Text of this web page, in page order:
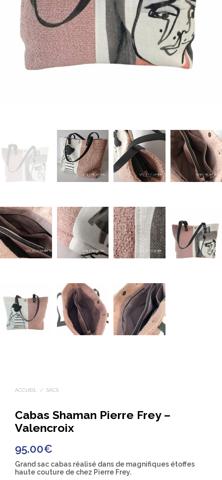
ACCUEIL / SACS
Cabas Shaman Pierre Frey –
Valencroix
95.00€
Grand sac cabas réalisé dans de magnifiques étoffes
haute couture de chez Pierre Frey.